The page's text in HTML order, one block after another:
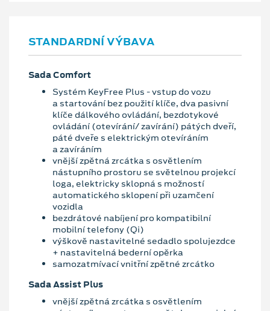
STANDARDNÍ VÝBAVA
Sada Comfort
Systém KeyFree Plus - vstup do vozu
a startování bez použití klíče, dva pasivní
klíče dálkového ovládání, bezdotykové
ovládání (otevírání/ zavírání) pátých dveří,
páté dveře s elektrickým otevíráním
a zavíráním
vnější zpětná zrcátka s osvětlením
nástupního prostoru se světelnou projekcí
loga, elektricky sklopná s možností
automatického sklopení při uzamčení
vozidla
bezdrátové nabíjení pro kompatibilní
mobilní telefony (Qi)
výškově nastavitelné sedadlo spolujezdce
+ nastavitelná bederní opěrka
samozatmívací vnitřní zpětné zrcátko
Sada Assist Plus
vnější zpětná zrcátka s osvětlením